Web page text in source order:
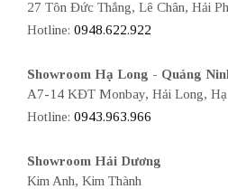
27 Tôn Đức Thắng, Lê Chân, Hải
Hotline: 0948.622.922
Showroom Hạ Long - Quảng
A7-14 KĐT Monbay, Hải Long, Hạ
Hotline: 0943.963.966
Showroom Hải Dương
Kim Anh, Kim Thành